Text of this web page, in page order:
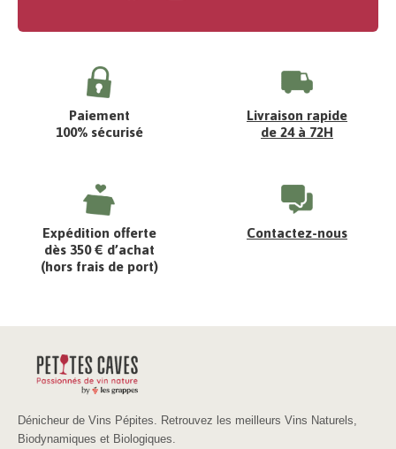
Paiement
100% sécurisé
Livraison rapide
de 24 à 72H
Expédition offerte
dès 350 € d’achat
(hors frais de port)
Contactez-nous
Dénicheur de Vins Pépites. Retrouvez les meilleurs Vins Naturels,
Biodynamiques et Biologiques.